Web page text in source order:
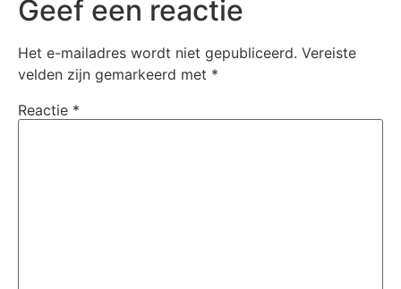
Geef een reactie
Het e-mailadres wordt niet gepubliceerd. Vereiste
velden zijn gemarkeerd met *
Reactie *